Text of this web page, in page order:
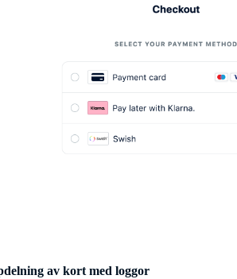
av kort med loggor